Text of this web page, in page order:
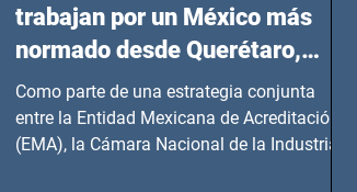
trabajan por un México más
normado desde Querétaro,
Hidalgo y BCS
Como parte de una estrategia conjunta
entre la Entidad Mexicana de Acreditación
(EMA), la Cámara Nacional de la Industria